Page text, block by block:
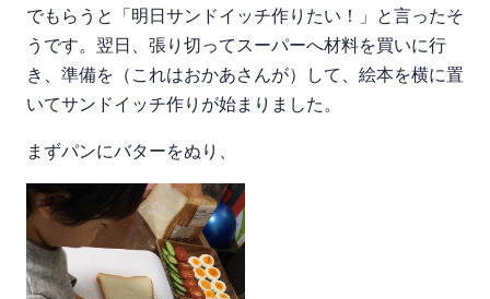
でもらうと「明日サンドイッチ作りたい！」と言ったそ
うです。翌日、張り切ってスーパーへ材料を買いに行
き、準備を（これはおかあさんが）して、絵本を横に置
いてサンドイッチ作りが始まりました。
まずパンにバターをぬり、